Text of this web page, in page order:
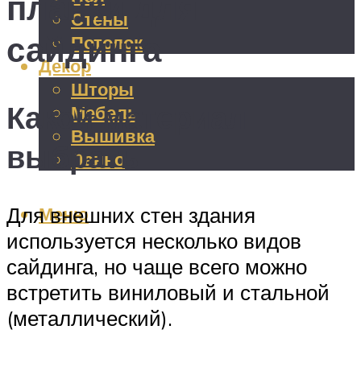
Стены
Потолок
Декор
Шторы
Мебель
Вышивка
Панно
Меню
сайдинга
Какой материал
выбрать
Для внешних стен здания
используется несколько видов
сайдинга, но чаще всего можно
встретить виниловый и стальной
(металлический).